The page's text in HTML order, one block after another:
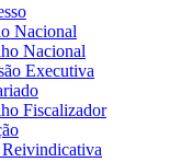
Nacional
Nacional
Executiva
Fiscalizador